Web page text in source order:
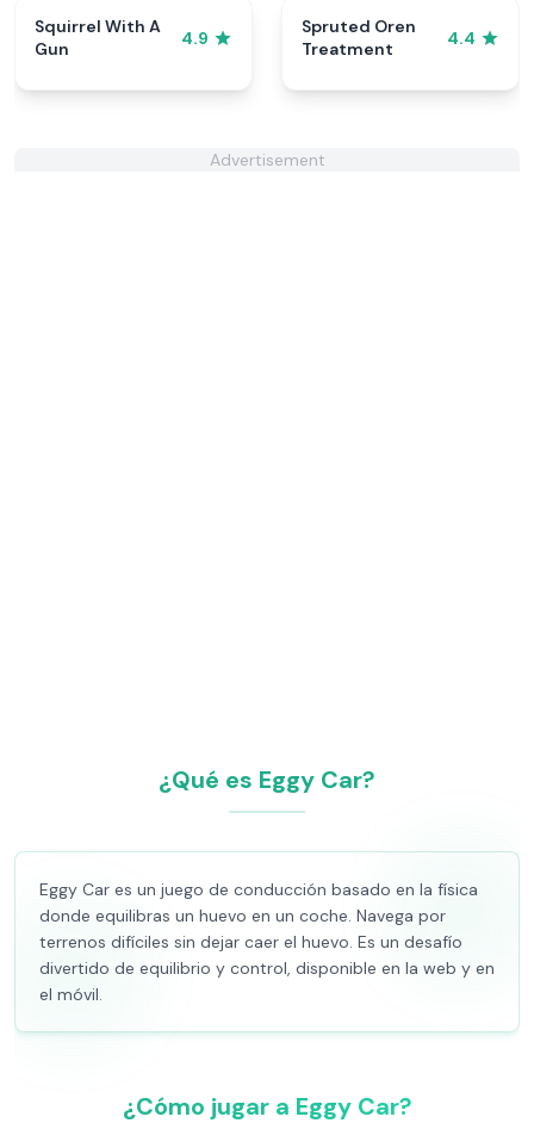
Squirrel With A
Gun
4.9
Spruted Oren
Treatment
4.4
Advertisement
¿Qué es Eggy Car?
Eggy Car es un juego de conducción basado en la física
donde equilibras un huevo en un coche. Navega por
terrenos difíciles sin dejar caer el huevo. Es un desafío
divertido de equilibrio y control, disponible en la web y en
el móvil.
¿Cómo jugar a Eggy Car?